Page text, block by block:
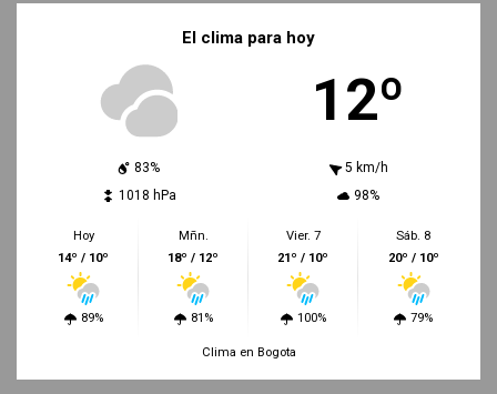
El clima para hoy
12º
83%
5 km/h
1018 hPa
98%
Hoy
14º / 10º
89%
Mñn.
18º / 12º
81%
Vier. 7
21º / 10º
100%
Sáb. 8
20º / 10º
79%
Clima en Bogota